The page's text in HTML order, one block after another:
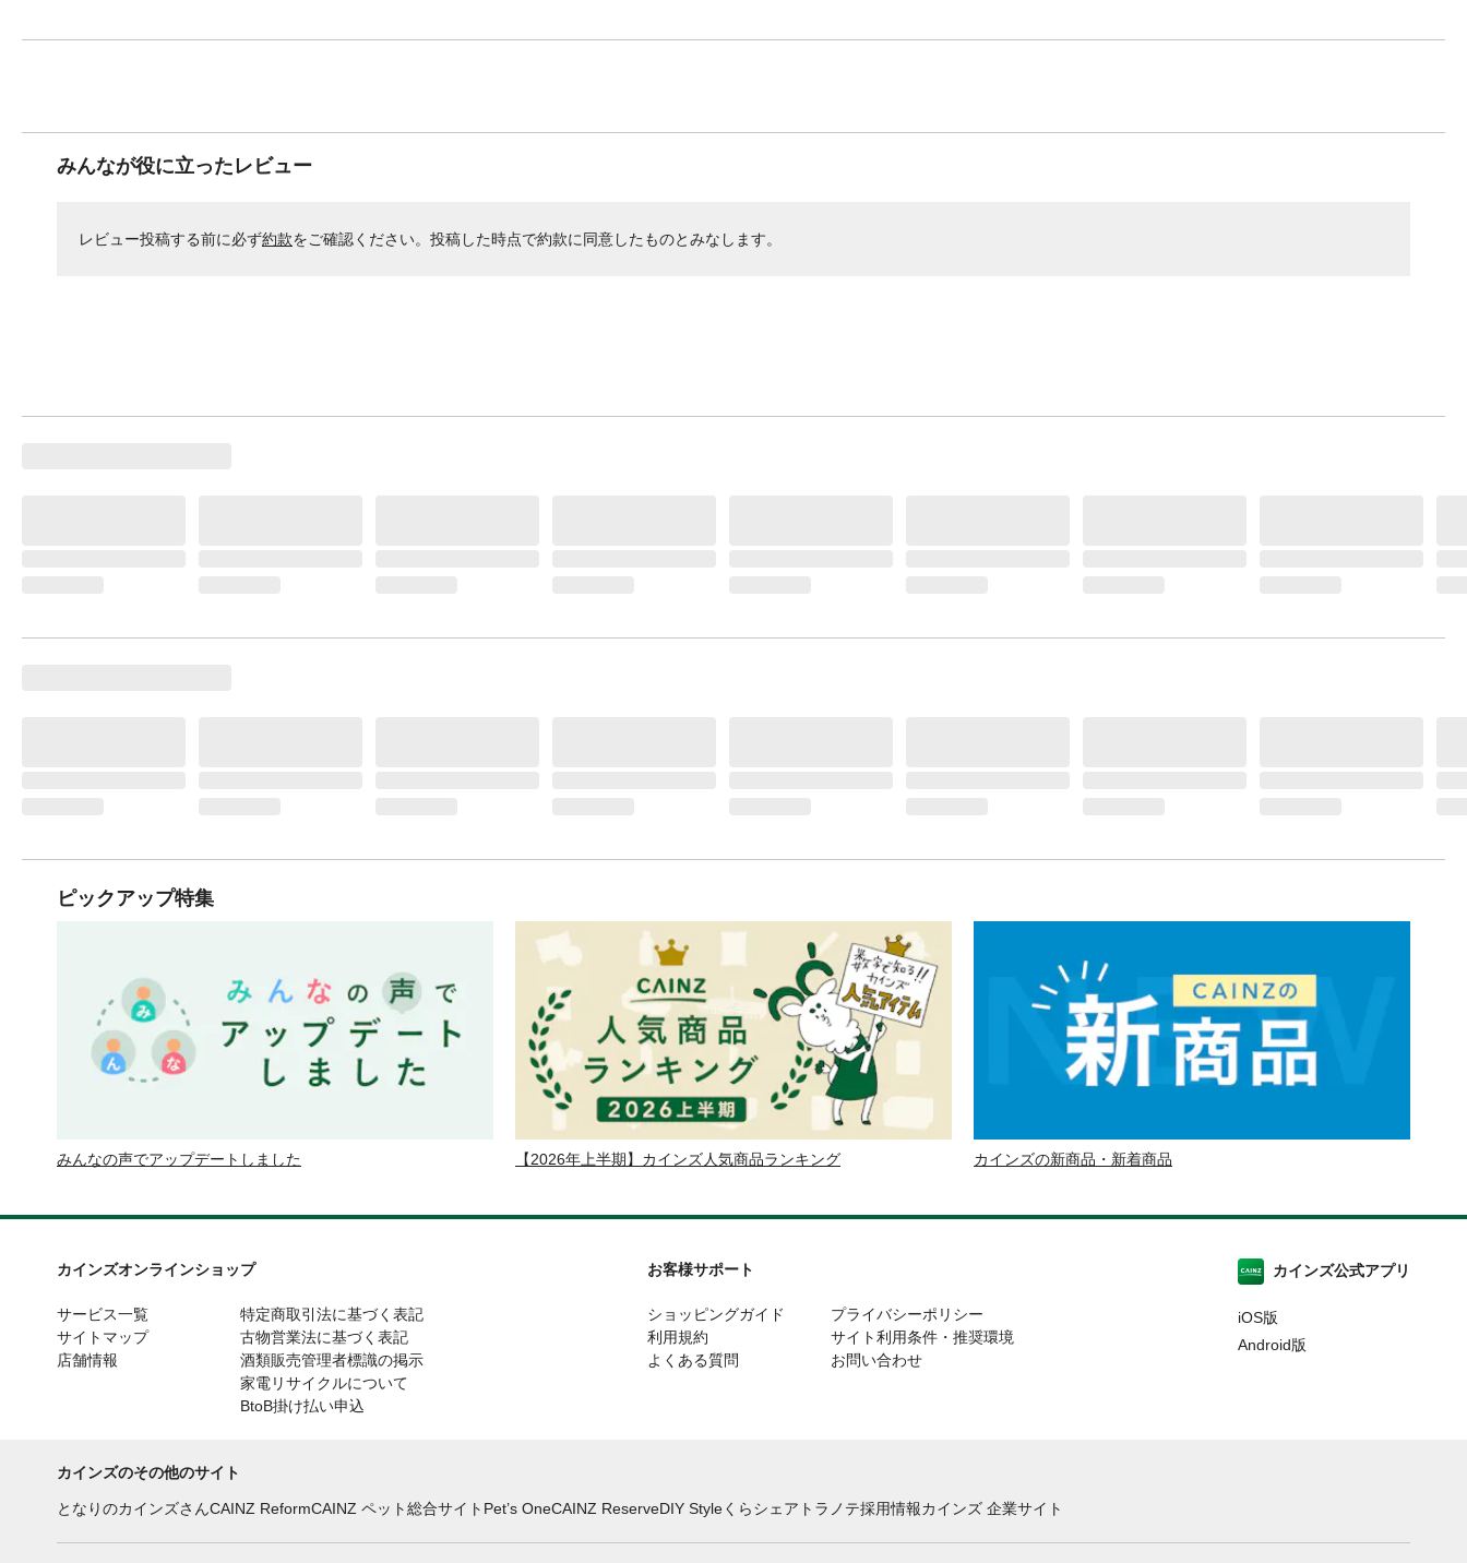
みんなが役に立ったレビュー
レビュー投稿する前に必ず約款をご確認ください。投稿した時点で約款に同意したものとみなします。
ピックアップ特集
みんなの声でアップデートしました 【2026年上半期】カインズ人気商品ランキング カインズの新商品・新着商品
カインズオンラインショップ
サービス一覧
サイトマップ
店舗情報
特定商取引法に基づく表記
古物営業法に基づく表記
酒類販売管理者標識の掲示
家電リサイクルについて
BtoB掛け払い申込
お客様サポート
ショッピングガイド
利用規約
よくある質問
プライバシーポリシー
サイト利用条件・推奨環境
お問い合わせ
カインズ公式アプリ
iOS版
Android版
カインズのその他のサイト
となりのカインズさんCAINZ ReformCAINZ ペット総合サイト Pet’s OneCAINZ ReserveDIY Styleくらシェア トラノテ採用情報カインズ 企業サイト